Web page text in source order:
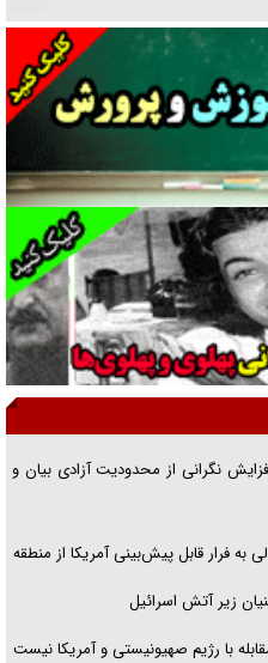
خصوصی‌سازی یا انحصار؟
با متهم
پیکر بی‌سر شهید را از
مکانت معنوی رهبر شهید را
نگرانی از محدودیت آزادی بیان و
به فرار قابل پیش‌بینی آمریکا از منطقه
زیر آتش اسرائیل
با رژیم صهیونیستی و آمریکا نیست